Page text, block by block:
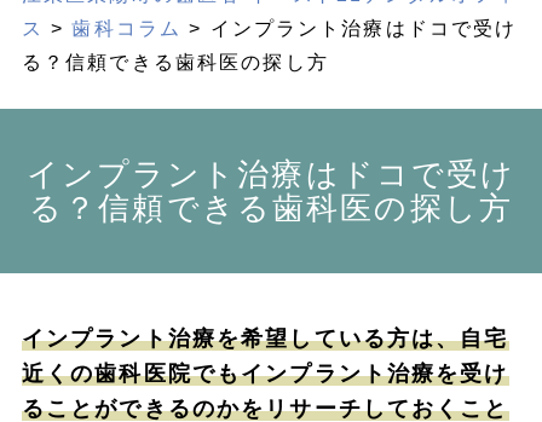
ス
>歯科コラム > インプラント治療はドコで受け
る？信頼できる歯科医の探し方
インプラント治療はドコで受け
る？信頼できる歯科医の探し方
インプラント治療を希望している方は、自宅
近くの歯科医院でもインプラント治療を受け
ることができるのかをリサーチしておくこと